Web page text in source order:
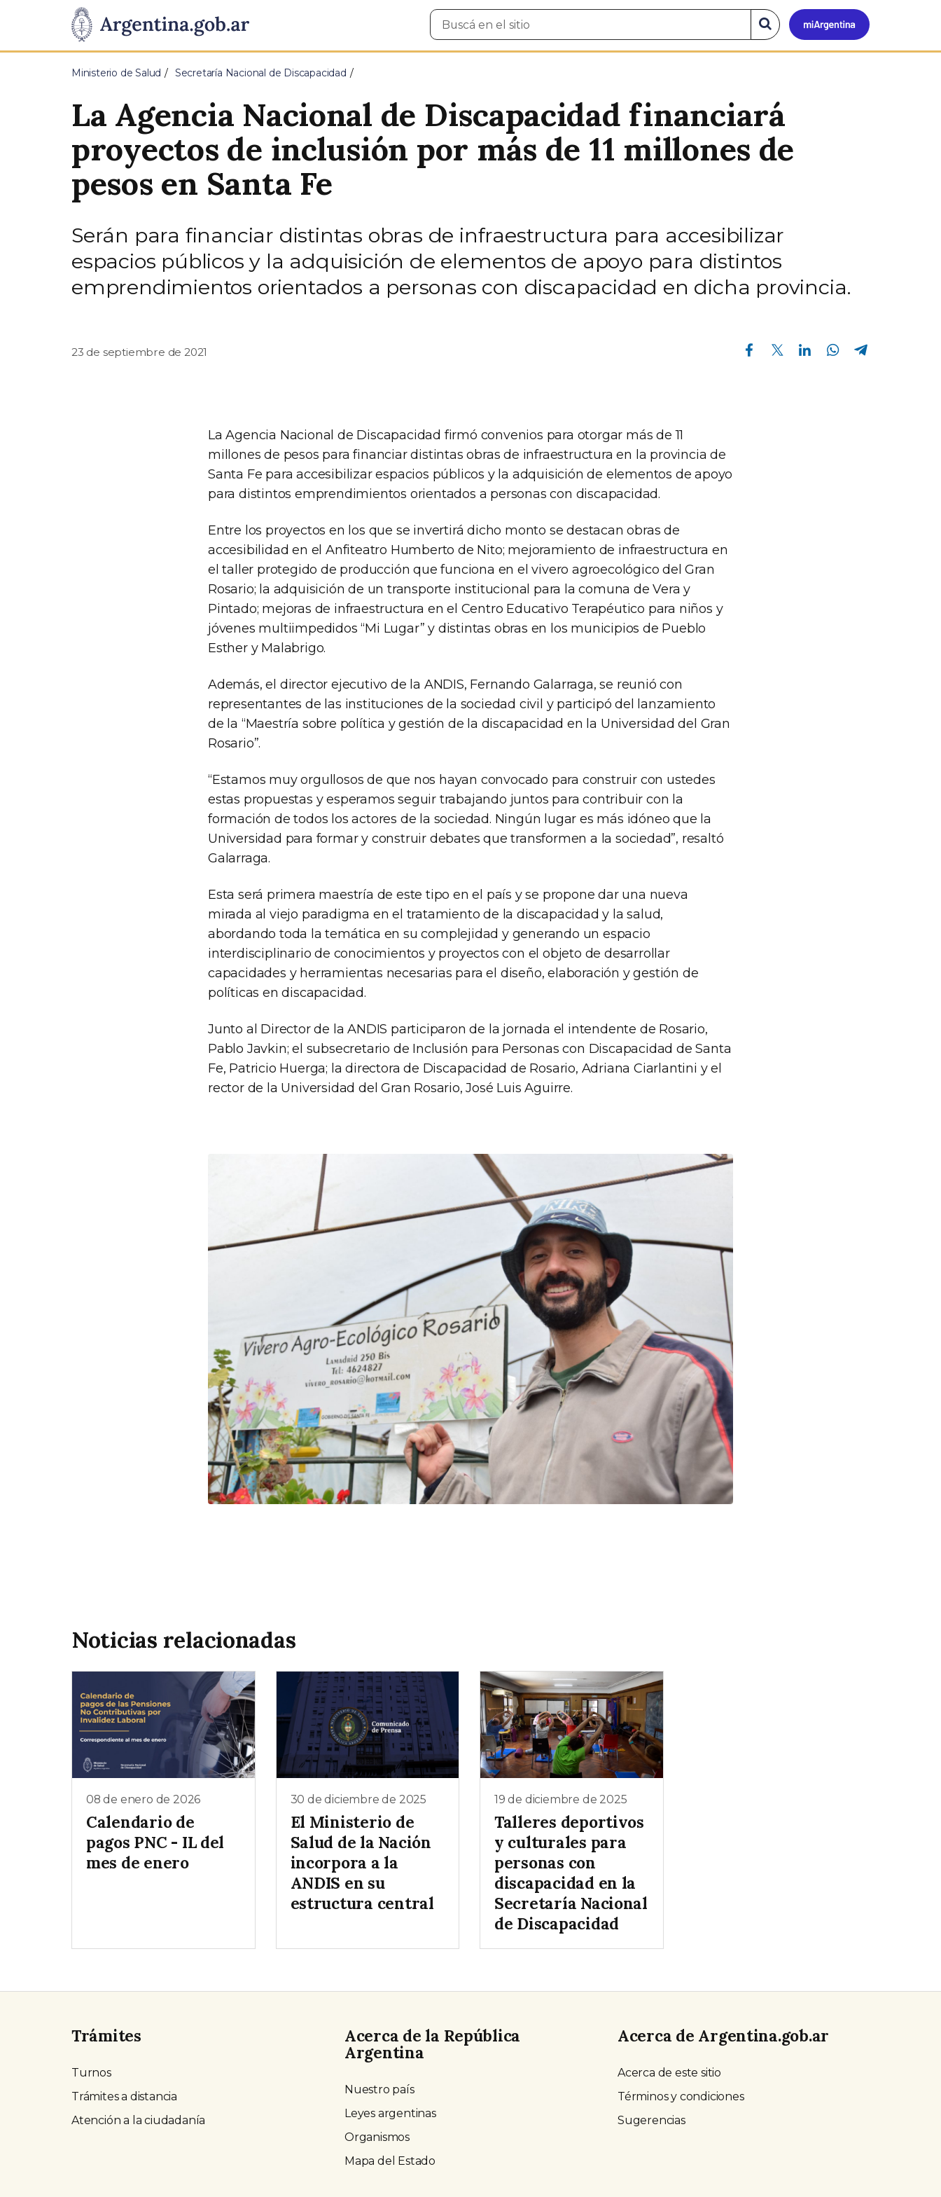
Presidencia
de
Pasar al contenido principal
Mi
Buscar
en
Buscar
en
el
Ministerio de Salud Secretaría Nacional de Discapacidad
La Agencia Nacional de Discapacidad financiará
proyectos de inclusión por más de 11 millones de
pesos en Santa Fe
Serán para financiar distintas obras de infraestructura para accesibilizar
espacios públicos y la adquisición de elementos de apoyo para distintos
emprendimientos orientados a personas con discapacidad en dicha provincia.
23 de septiembre de 2021
Compartir en Facebook Compartir en Twitter Compartir en Linkedin Compartir en Whatsapp
La Agencia Nacional de Discapacidad firmó convenios para otorgar más de 11
millones de pesos para financiar distintas obras de infraestructura en la provincia de
Santa Fe para accesibilizar espacios públicos y la adquisición de elementos de apoyo
para distintos emprendimientos orientados a personas con discapacidad.
Entre los proyectos en los que se invertirá dicho monto se destacan obras de
accesibilidad en el Anfiteatro Humberto de Nito; mejoramiento de infraestructura en
el taller protegido de producción que funciona en el vivero agroecológico del Gran
Rosario; la adquisición de un transporte institucional para la comuna de Vera y
Pintado; mejoras de infraestructura en el Centro Educativo Terapéutico para niños y
jóvenes multiimpedidos “Mi Lugar” y distintas obras en los municipios de Pueblo
Esther y Malabrigo.
Además, el director ejecutivo de la ANDIS, Fernando Galarraga, se reunió con
representantes de las instituciones de la sociedad civil y participó del lanzamiento
de la “Maestría sobre política y gestión de la discapacidad en la Universidad del Gran
Rosario”.
“Estamos muy orgullosos de que nos hayan convocado para construir con ustedes
estas propuestas y esperamos seguir trabajando juntos para contribuir con la
formación de todos los actores de la sociedad. Ningún lugar es más idóneo que la
Universidad para formar y construir debates que transformen a la sociedad”, resaltó
Galarraga.
Esta será primera maestría de este tipo en el país y se propone dar una nueva
mirada al viejo paradigma en el tratamiento de la discapacidad y la salud,
abordando toda la temática en su complejidad y generando un espacio
interdisciplinario de conocimientos y proyectos con el objeto de desarrollar
capacidades y herramientas necesarias para el diseño, elaboración y gestión de
políticas en discapacidad.
Junto al Director de la ANDIS participaron de la jornada el intendente de Rosario,
Pablo Javkin; el subsecretario de Inclusión para Personas con Discapacidad de Santa
Fe, Patricio Huerga; la directora de Discapacidad de Rosario, Adriana Ciarlantini y el
rector de la Universidad del Gran Rosario, José Luis Aguirre.
Noticias relacionadas
08 de enero de 2026
Calendario de
pagos PNC - IL del
mes de enero
30 de diciembre de 2025
El Ministerio de
Salud de la Nación
incorpora a la
ANDIS en su
estructura central
19 de diciembre de 2025
Talleres deportivos
y culturales para
personas con
discapacidad en la
Secretaría Nacional
de Discapacidad
Trámites
Turnos
Trámites a distancia
Atención a la ciudadanía
Acerca de la República
Argentina
Nuestro país
Leyes argentinas
Organismos
Mapa del Estado
Acerca de Argentina.gob.ar
Acerca de este sitio
Términos y condiciones
Sugerencias